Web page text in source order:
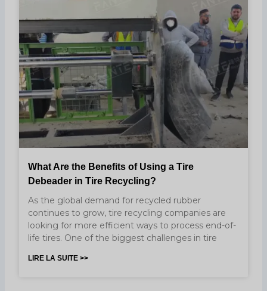
What Are the Benefits of Using a Tire
Debeader in Tire Recycling?
As the global demand for recycled rubber
continues to grow, tire recycling companies are
looking for more efficient ways to process end-of-
life tires. One of the biggest challenges in tire
LIRE LA SUITE >>